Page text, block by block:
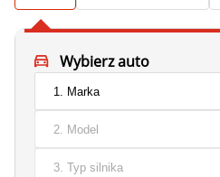
Wybierz auto